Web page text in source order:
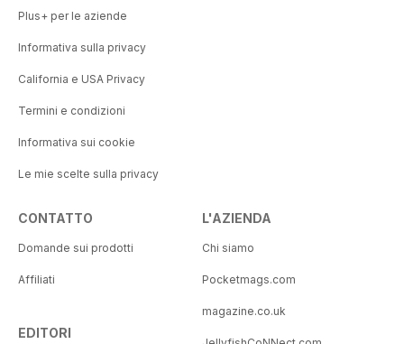
Plus+ per le aziende
Informativa sulla privacy
California e USA Privacy
Termini e condizioni
Informativa sui cookie
Le mie scelte sulla privacy
CONTATTO
Domande sui prodotti
Affiliati
EDITORI
L'AZIENDA
Chi siamo
Pocketmags.com
magazine.co.uk